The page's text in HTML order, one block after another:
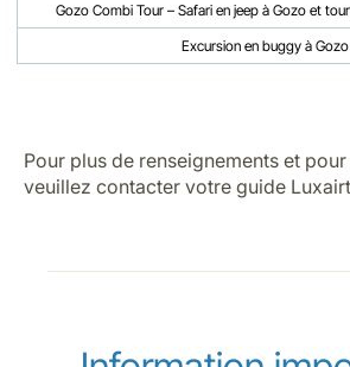
Gozo Combi Tour – Safari en jeep à Gozo et
Excursion en buggy à Gozo
Pour plus de renseignements et
veuillez contacter votre guide